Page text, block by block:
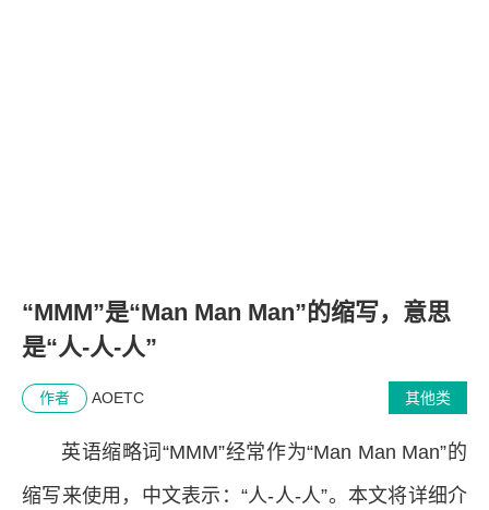
“MMM”是“Man Man Man”的缩写，意思
是“人-人-人”
其他类
作者 AOETC
英语缩略词“MMM”经常作为“Man Man Man”的
缩写来使用，中文表示：“人-人-人”。本文将详细介